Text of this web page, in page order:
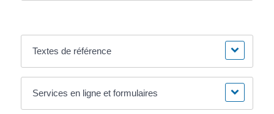
Textes de référence
Services en ligne et formulaires